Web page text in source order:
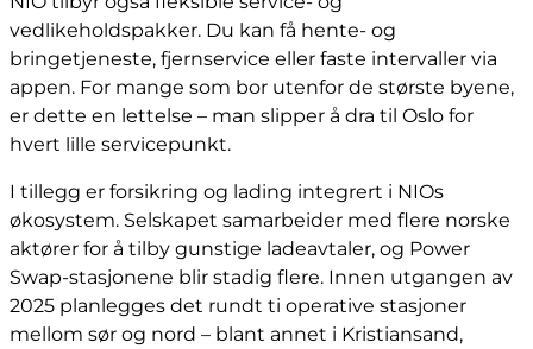
vedlikeholdspakker. Du kan få hente- og
bringetjeneste, fjernservice eller faste intervaller via
appen. For mange som bor utenfor de største byene,
er dette en lettelse – man slipper å dra til Oslo for
hvert lille servicepunkt.
I tillegg er forsikring og lading integrert i NIOs
økosystem. Selskapet samarbeider med flere norske
aktører for å tilby gunstige ladeavtaler, og Power
Swap-stasjonene blir stadig flere. Innen utgangen av
2025 planlegges det rundt ti operative stasjoner
mellom sør og nord – blant annet i Kristiansand,